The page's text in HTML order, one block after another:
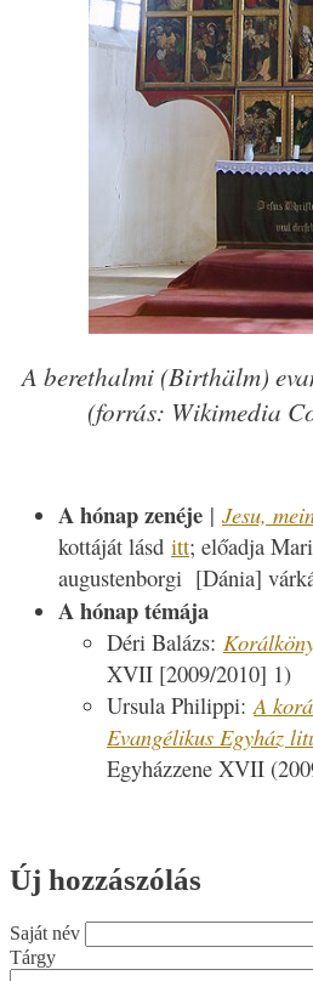
A berethalmi (Birthälm)
(forrás: Wikimedia
A hónap zenéje | Jesu,
kottáját lásd itt; előadja
augustenborgi [Dánia]
A hónap témája
Déri Balázs:
XVII [2009/2010] 1)
Ursula Philippi:A
Evangélikus Egyház
Egyházzene XVII
Új hozzászólás
Saját név
Tárgy